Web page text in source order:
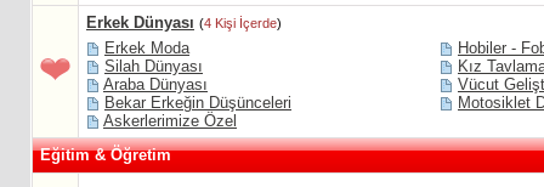
Erkek Dünyası (4 Kişi İçerde)
Erkek Moda
Hobiler -
Silah Dünyası
Kız
Araba Dünyası
Vücut
Bekar Erkeğin Düşünceleri
Motosiklet
Askerlerimize Özel
Eğitim & Öğretim